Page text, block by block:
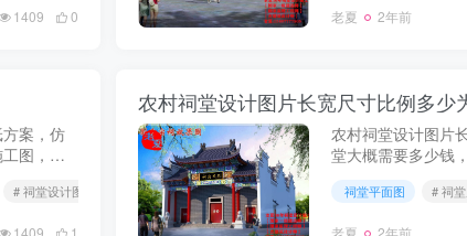
1409 0 老夏 2年前
案，仿
图，家
# 祠堂设计图纸
1409 1
农村祠堂设计图片长宽尺寸比例多少
农村祠堂设计图片
堂大概需要多少钱
祠堂图片，造价8
祠堂平面图 # 祠
老夏 2年前